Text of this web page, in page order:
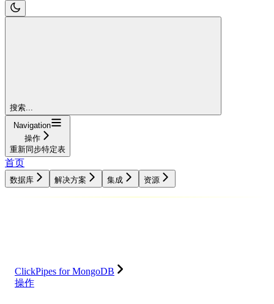
搜索...
Navigation
操作
重新同步特定表
首页
数据库 解决方案 集成 资源
ClickPipes for MongoDB
操作